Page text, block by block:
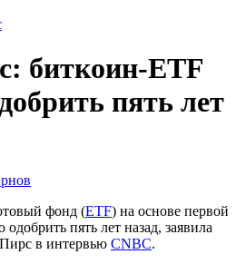
биткоин-ETF
пять лет
фонд (ETF) на основе первой
пять лет назад, заявила
в интервью CNBC.